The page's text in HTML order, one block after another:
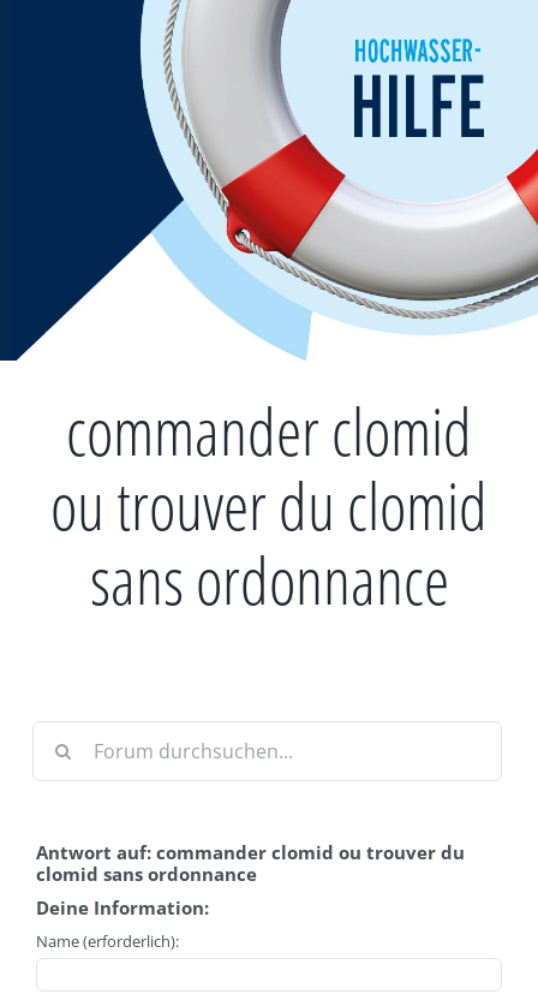
commander clomid
ou trouver du clomid
sans ordonnance
Antwort auf: commander clomid ou trouver du
clomid sans ordonnance
Deine Information:
Name (erforderlich):